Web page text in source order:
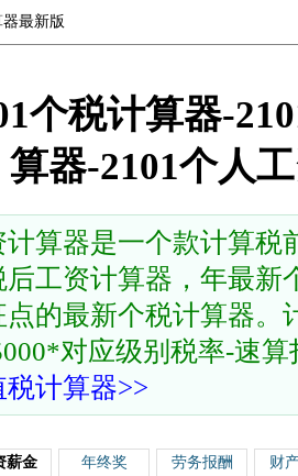
最新版
个税计算器-
算器-2101个人
计算器是一个款计算税
后工资计算器，年最新
点的最新个税计算器。
对应级别税率-速
税计算器>>
薪金 年终奖 劳务报酬 财